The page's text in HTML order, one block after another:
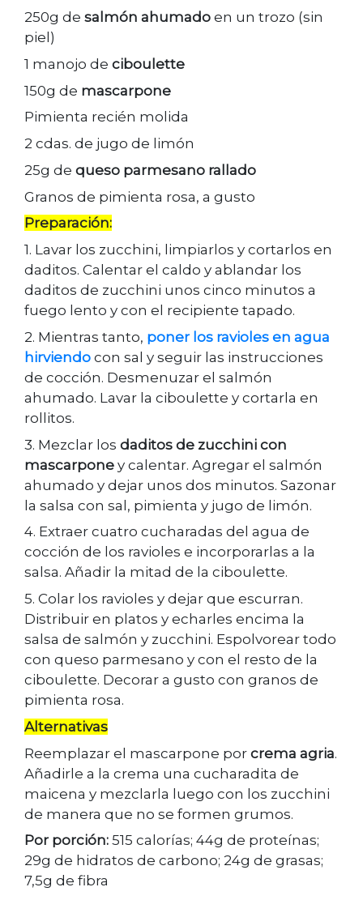
250g de salmón ahumado en un trozo (sin
piel)
1 manojo de ciboulette
150g de mascarpone
Pimienta recién molida
2 cdas. de jugo de limón
25g de queso parmesano rallado
Granos de pimienta rosa, a gusto
Preparación:
1. Lavar los zucchini, limpiarlos y cortarlos en
daditos. Calentar el caldo y ablandar los
daditos de zucchini unos cinco minutos a
fuego lento y con el recipiente tapado.
2. Mientras tanto, poner los ravioles en agua
hirviendo con sal y seguir las instrucciones
de cocción. Desmenuzar el salmón
ahumado. Lavar la ciboulette y cortarla en
rollitos.
3. Mezclar los daditos de zucchini con
mascarpone y calentar. Agregar el salmón
ahumado y dejar unos dos minutos. Sazonar
la salsa con sal, pimienta y jugo de limón.
4. Extraer cuatro cucharadas del agua de
cocción de los ravioles e incorporarlas a la
salsa. Añadir la mitad de la ciboulette.
5. Colar los ravioles y dejar que escurran.
Distribuir en platos y echarles encima la
salsa de salmón y zucchini. Espolvorear todo
con queso parmesano y con el resto de la
ciboulette. Decorar a gusto con granos de
pimienta rosa.
Alternativas
Reemplazar el mascarpone por crema agria.
Añadirle a la crema una cucharadita de
maicena y mezclarla luego con los zucchini
de manera que no se formen grumos.
Por porción: 515 calorías; 44g de proteínas;
29g de hidratos de carbono; 24g de grasas;
7,5g de fibra